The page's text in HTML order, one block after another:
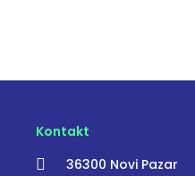
Kontakt
36300 Novi Pazar